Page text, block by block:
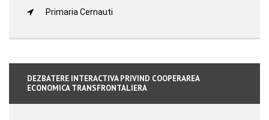
Primaria Cernauti
DEZBATERE INTERACTIVA PRIVIND COOPERAREA
ECONOMICA TRANSFRONTALIERA